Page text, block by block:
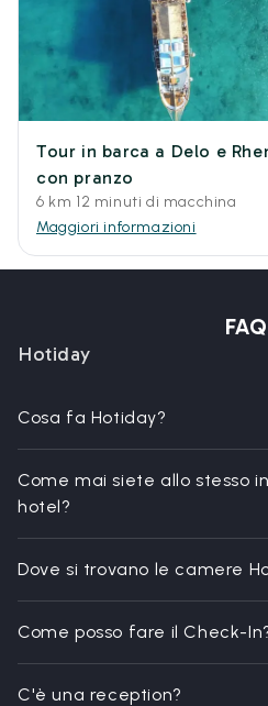
Tour in barca a Delo e
con pranzo
6 km 12 minuti di macchina
Maggiori informazioni
FAQ
Hotiday
Cosa fa Hotiday?
Come mai siete allo stesso
hotel?
Dove si trovano le camere
Come posso fare il Check-
C'è una reception?